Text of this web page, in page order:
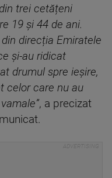
trei cetățeni
19 și 44 de ani.
direcția Emiratele
și-au ridicat
drumul spre ieșire,
celor care nu au
”, a precizat